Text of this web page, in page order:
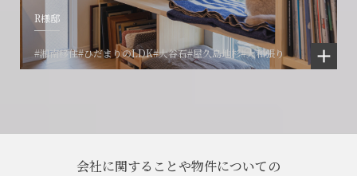
R様邸
#湘南移住#ひだまりのLDK#大谷石#屋久島地杉#大和張り
会社に関することや物件についての